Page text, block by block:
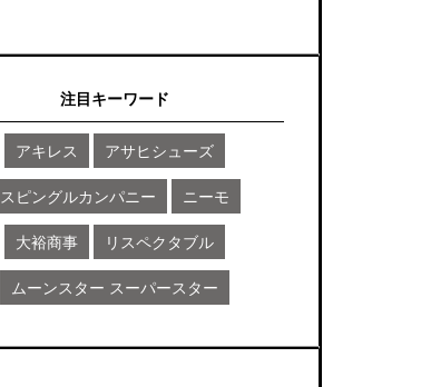
注目キーワード
アキレス アサヒシューズ
スピングルカンパニー ニーモ
大裕商事 リスペクタブル
ムーンスター スーパースター